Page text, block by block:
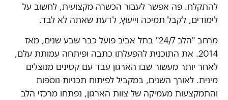
להתקלח. פה אפשר לעבור הכשרה מקצועית, לחשוב על
לימודים, לקבל תמיכה וייעוץ, לדעת שאתה לא לבד.
מרחב "הלב 24/7" בתל אביב פועל כבר שבע שנים, מאז
2014. את התוכנית להפעלתו כתבה ופיתחה עמותת עלם,
לאחר יותר מעשור שבו הארגון עבד עם קטינים מנוצלים
מינית. לאורך השנים, במקביל לפיתוח תכניות נוספות
והתמקצעות מעמיקה של צוות הארגון, נפתחו מרכזי הלב